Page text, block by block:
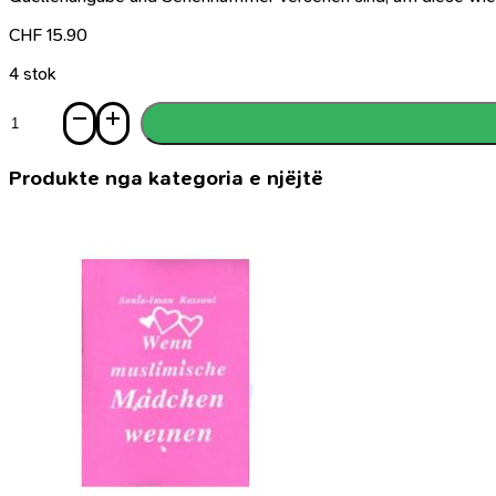
CHF 15.90
4 stok
Von
Faszination
Produkte nga kategoria e njëjtë